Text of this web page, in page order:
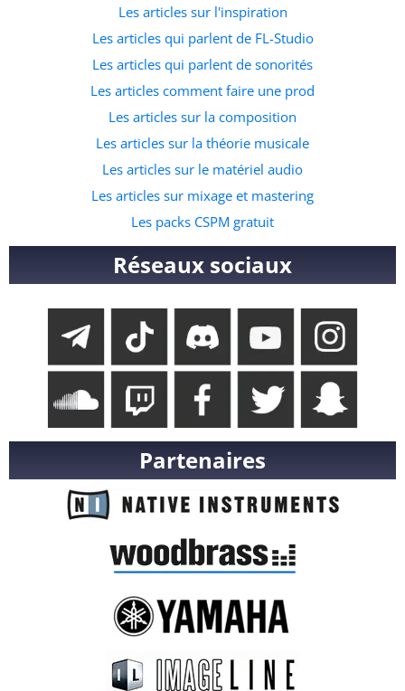
Les articles sur l'inspiration
Les articles qui parlent de FL-Studio
Les articles qui parlent de sonorités
Les articles comment faire une prod
Les articles sur la composition
Les articles sur la théorie musicale
Les articles sur le matériel audio
Les articles sur mixage et mastering
Les packs CSPM gratuit
Réseaux sociaux
Partenaires